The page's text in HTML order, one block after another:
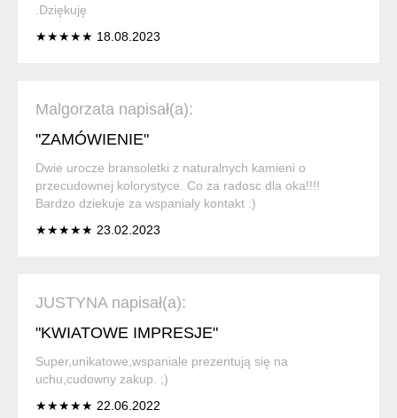
.Dziękuję
★★★★★ 18.08.2023
Malgorzata napisał(a):
"ZAMÓWIENIE"
Dwie urocze bransoletki z naturalnych kamieni o
przecudownej kolorystyce. Co za radosc dla oka!!!!
Bardzo dziekuje za wspanialy kontakt :)
★★★★★ 23.02.2023
JUSTYNA napisał(a):
"KWIATOWE IMPRESJE"
Super,unikatowe,wspaniale prezentują się na
uchu,cudowny zakup. ;)
★★★★★ 22.06.2022